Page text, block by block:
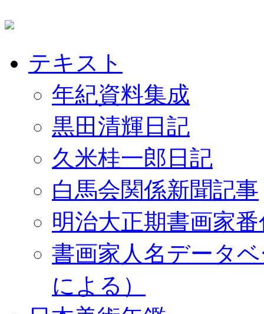
テキスト
年紀資料集成
黒田清輝日記
久米桂一郎日記
白馬会関係新聞記事
明治大正期書画家
書画家人名データ
による）